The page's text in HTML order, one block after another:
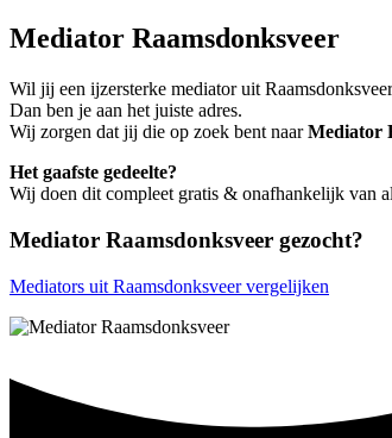
Mediator Raamsdonksveer
Wil jij een ijzersterke mediator uit
Dan ben je aan het juiste adres.
Wij zorgen dat jij die op zoek bent naarMediator
Het gaafste gedeelte?
Wij doen dit compleet gratis & onafhankelijk van
Mediator Raamsdonksveer gezocht?
Mediators uit Raamsdonksveer vergelijken